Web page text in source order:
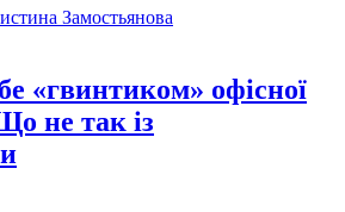
Замостьянова
«гвинтиком» офісної
не так із